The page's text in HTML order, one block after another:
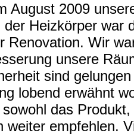
August 2009
der Heizkörper war
Renovation. Wir
unsere
sind
lobend erwähnt
das
weiter empfehlen.